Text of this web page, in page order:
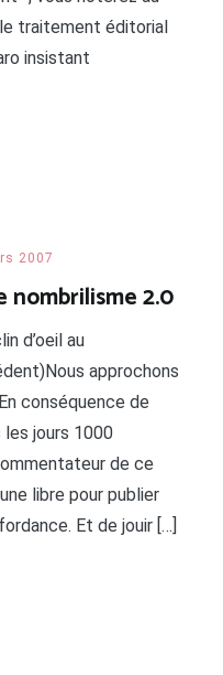
traitement éditorial
insistant
2007
nombrilisme 2.0
d’oeil au
approchons
conséquence de
les jours 1000
de ce
libre pour publier
Et de jouir […]